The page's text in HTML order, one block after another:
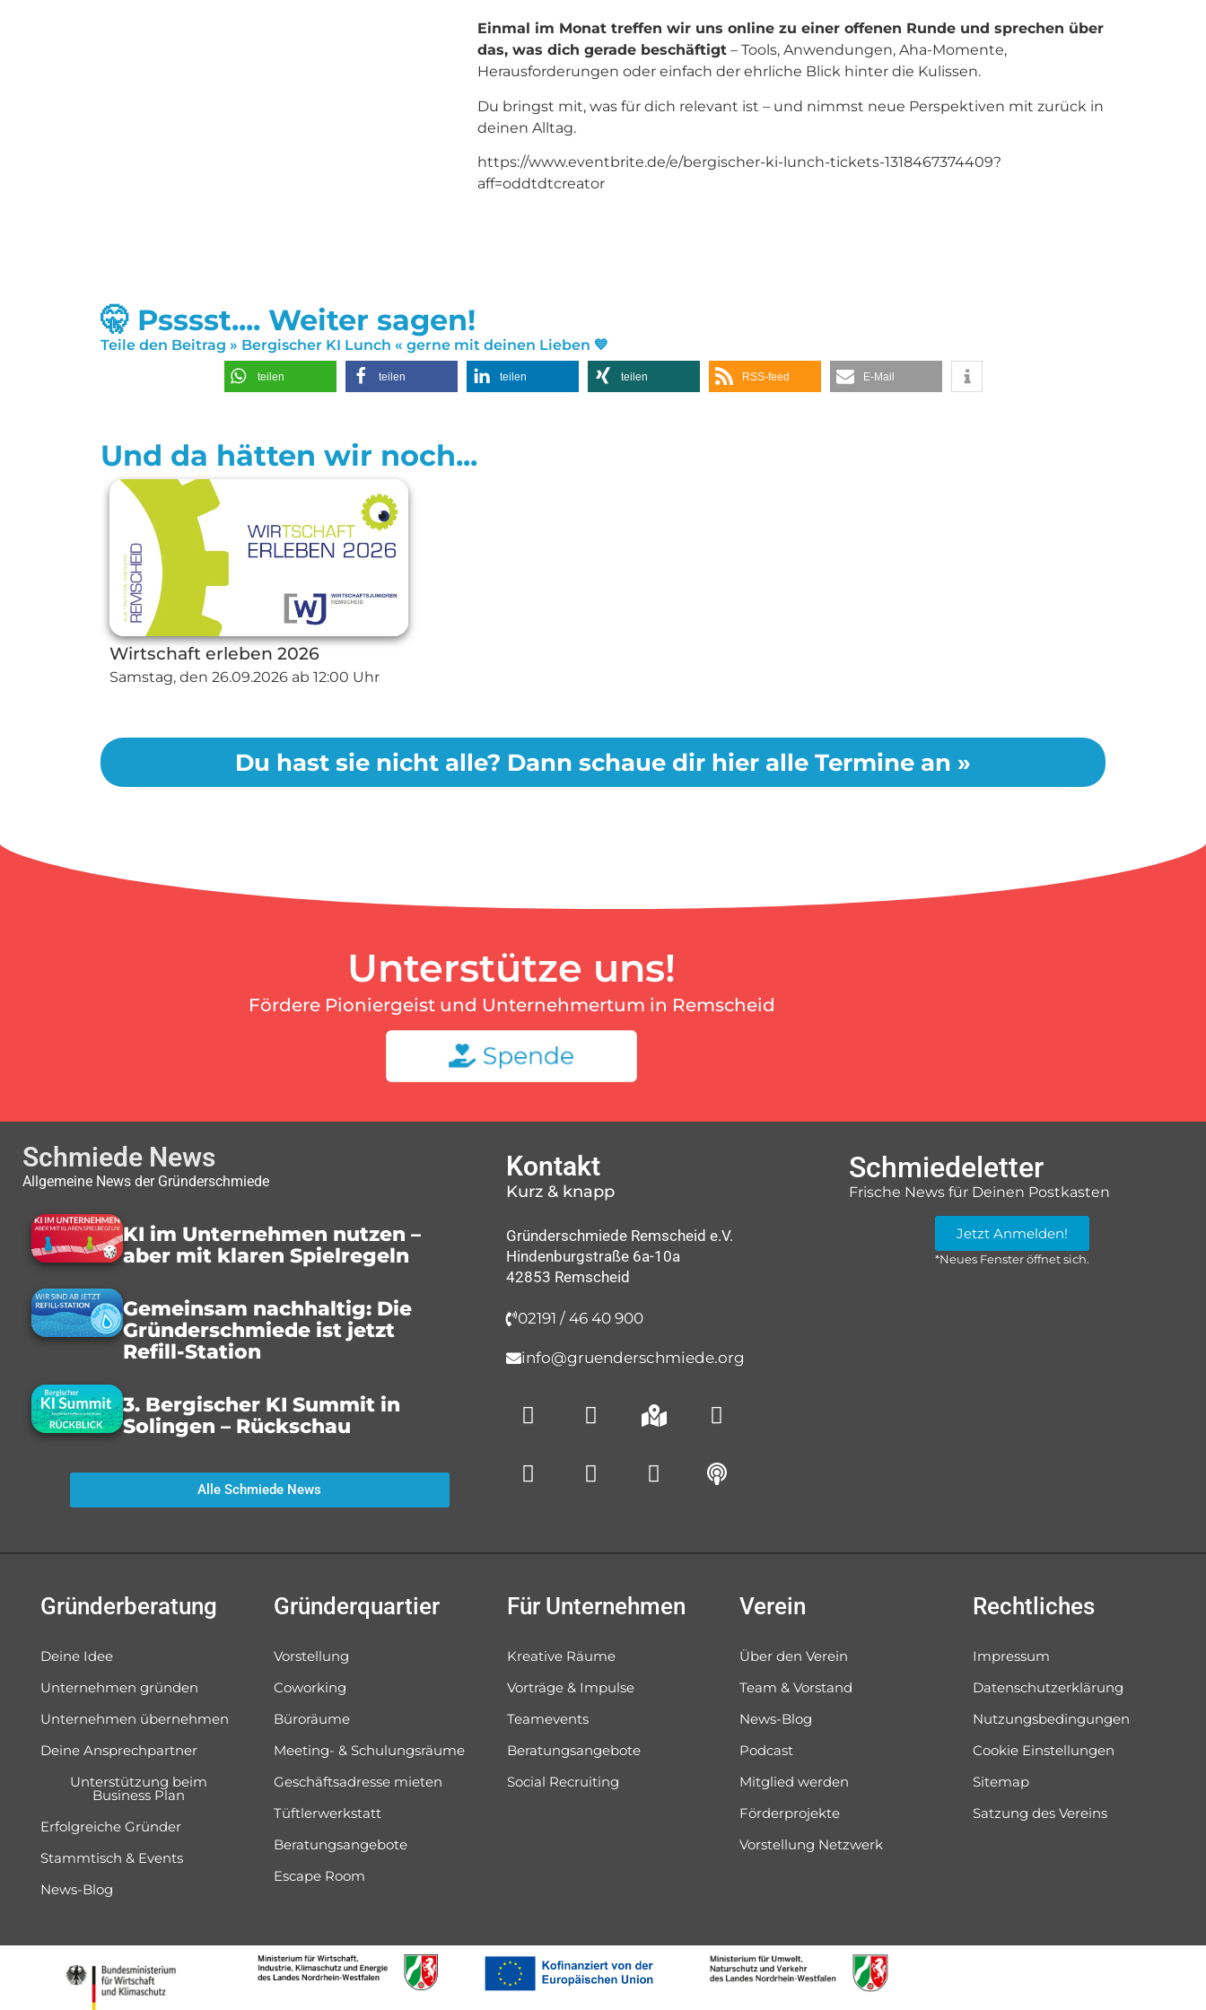
Einmal im Monat treffen wir uns online zu einer offenen Runde und sprechen über
das, was dich gerade beschäftigt – Tools, Anwendungen, Aha-Momente,
Herausforderungen oder einfach der ehrliche Blick hinter die Kulissen.
Du bringst mit, was für dich relevant ist – und nimmst neue Perspektiven mit zurück in
deinen Alltag.
https://www.eventbrite.de/e/bergischer-ki-lunch-tickets-1318467374409?
aff=oddtdtcreator
🤫 Psssst.... Weiter sagen!
Teile den Beitrag » Bergischer KI Lunch « gerne mit deinen Lieben 💙
teilen teilen teilen teilen RSS-feed E-Mail
Und da hätten wir noch...
Wirtschaft erleben 2026
Samstag, den 26.09.2026 ab 12:00 Uhr
Du hast sie nicht alle? Dann schaue dir hier alle Termine an »
Unterstütze uns!
Fördere Pioniergeist und Unternehmertum in Remscheid
Schmiede News
Allgemeine News der Gründerschmiede
KI im Unternehmen nutzen –
aber mit klaren Spielregeln
Gemeinsam nachhaltig: Die
Gründerschmiede ist jetzt
Refill-Station
3. Bergischer KI Summit in
Solingen – Rückschau
Alle Schmiede News
Kontakt
Kurz & knapp
Gründerschmiede Remscheid e.V.
Hindenburgstraße 6a-10a
42853 Remscheid
02191 / 46 40 900
info@gruenderschmiede.org
Schmiedeletter
Frische News für Deinen Postkasten
Jetzt Anmelden!
*Neues Fenster öffnet sich.
Gründerberatung
Deine Idee
Unternehmen gründen
Unternehmen übernehmen
Deine Ansprechpartner
Unterstützung beim
Business Plan
Erfolgreiche Gründer
Stammtisch & Events
News-Blog
Gründerquartier
Vorstellung
Coworking
Büroräume
Meeting- & Schulungsräume
Geschäftsadresse mieten
Tüftlerwerkstatt
Beratungsangebote
Escape Room
Für Unternehmen
Kreative Räume
Vorträge & Impulse
Teamevents
Beratungsangebote
Social Recruiting
Verein
Über den Verein
Team & Vorstand
News-Blog
Podcast
Mitglied werden
Förderprojekte
Vorstellung Netzwerk
Rechtliches
Impressum
Datenschutzerklärung
Nutzungsbedingungen
Cookie Einstellungen
Sitemap
Satzung des Vereins